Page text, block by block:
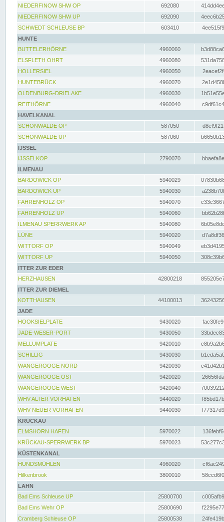
NIEDERFINOW SHW OP
692080
NIEDERFINOW SHW UP
692090
SCHWEDT SCHLEUSE BP
603410
HUNTE
BUTTELERHÖRNE
4960060
ELSFLETH OHRT
4960080
HOLLERSIEL
4960050
HUNTEBRÜCK
4960070
OLDENBURG-DRIELAKE
4960030
REITHÖRNE
4960040
HAVELKANAL
SCHÖNWALDE OP
587050
SCHÖNWALDE UP
587060
IJSSEL
IJSSELKOP
2790070
ILMENAU
BARDOWICK OP
5940029
BARDOWICK UP
5940030
FAHRENHOLZ OP
5940070
FAHRENHOLZ UP
5940060
ILMENAU SPERRWERK AP
5940080
LÜNE
5940020
WITTORF OP
5940049
WITTORF UP
5940050
ITTER ZUR EDER
HERZHAUSEN
42800218
ITTER ZUR DIEMEL
KOTTHAUSEN
44100013
JADE
HOOKSIELPLATE
9430020
JADE-WESER-PORT
9430050
MELLUMPLATE
9420010
SCHILLIG
9430030
WANGEROOGE NORD
9420030
WANGEROOGE OST
9420020
WANGEROOGE WEST
9420040
WHV ALTER VORHAFEN
9440020
WHV NEUER VORHAFEN
9440030
KRÜCKAU
ELMSHORN HAFEN
5970022
KRÜCKAU-SPERRWERK BP
5970023
KÜSTENKANAL
HUNDSMÜHLEN
4960020
Hilkenbrook
3800010
LAHN
Bad Ems Schleuse UP
25800700
Bad Ems Wehr OP
25800690
Cramberg Schleuse OP
25800538